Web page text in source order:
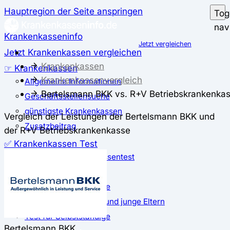
Hauptregion der Seite anspringen
Krankenkasseninfo
Jetzt Krankenkassen vergleichen
☞ Krankenkassen
Allgemeine Informationen
Geschäftsstellensuche
günstigste Krankenkassen
Zusatzbeitrag
✅ Krankenkassen Test
Der große Krankenkassentest
Test für Auszubildende
Test für Schwangere und junge Eltern
Test für Selbstständige
Jetzt vergleichen
Krankenkassen
Krankenkassenvergleich
Bertelsmann BKK vs. R+V
Vergleich der Leistungen der Bertelsmann BKK und
der R+V Betriebskrankenkasse